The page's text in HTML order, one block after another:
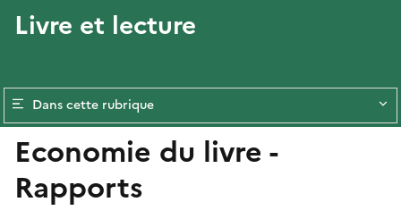
Livre et lecture
Dans cette rubrique
Economie du livre -
Rapports